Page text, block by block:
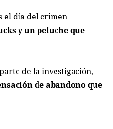
el día del crimen
y un peluche que
de la investigación,
de abandono que